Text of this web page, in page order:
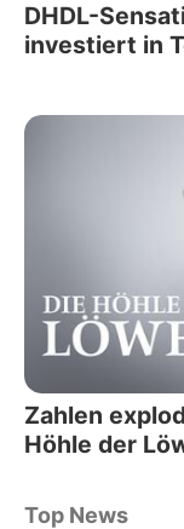
DHDL-
investiert in
Zahlen
Höhle der
Top News